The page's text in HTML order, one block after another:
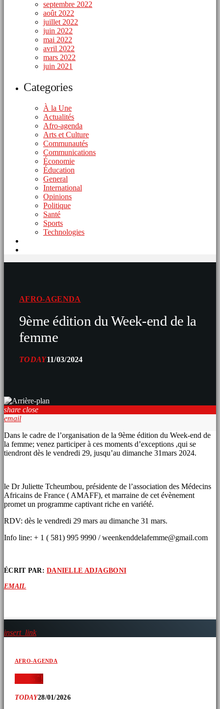
septembre 2022
août 2022
juillet 2022
juin 2022
mai 2022
avril 2022
mars 2022
juin 2021
Categories
À la Une
Actualités
Afro-agenda
Arts et Culture
Communautés
Communications
Économie
Éducation
General
International
Opinions
Politique
Santé
Sports
Technologies
AFRO-AGENDA
9ème édition du Week-end de la
femme
TODAY11/03/2024
share close
email
Dans le cadre de l’organisation de la 9ème édition du Week-end de
la femme; venez participer à ces moments d’exceptions ,qui se
tiendront dès le vendredi 29, jusqu’au dimanche 31mars 2024.
le Dr Juliette Tcheumbou, présidente de l’association des Médecins
Africains de France ( AMAFF), et marraine de cet évènement
promet un programme captivant riche en variété.
RDV: dès le vendredi 29 mars au dimanche 31 mars.
Info line: + 1 ( 581) 995 9990 / weenkenddelafemme@gmail.com
ÉCRIT PAR:DANIELLE ADJAGBONI
EMAIL
insert_link
AFRO-AGENDA
‘ » » ̂ !
TODAY28/01/2026